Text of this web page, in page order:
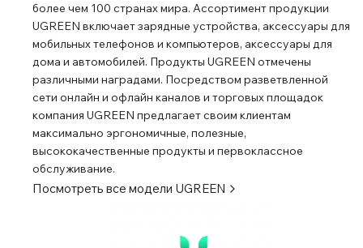
более чем 100 странах мира. Ассортимент продукции
UGREEN включает зарядные устройства, аксессуары для
мобильных телефонов и компьютеров, аксессуары для
дома и автомобилей. Продукты UGREEN отмечены
различными наградами. Посредством разветвленной
сети онлайн и офлайн каналов и торговых площадок
компания UGREEN предлагает своим клиентам
максимально эргономичные, полезные,
высококачественные продукты и первоклассное
обслуживание.
Посмотреть все модели UGREEN